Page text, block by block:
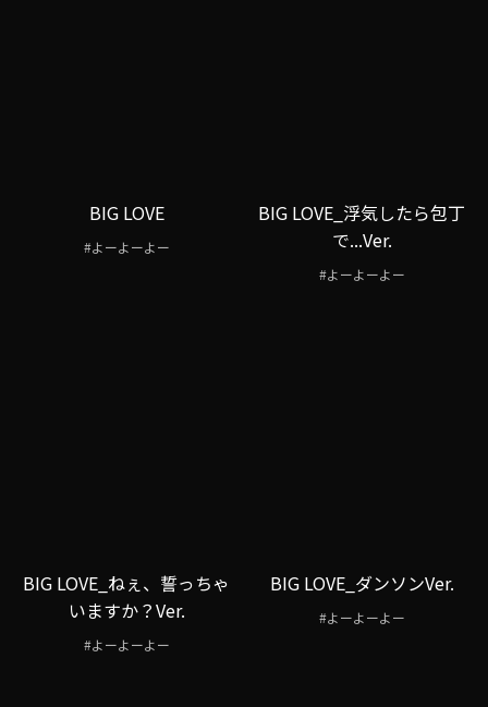
BIG LOVE
#よーよーよー
BIG LOVE_浮気したら包丁
で...Ver.
#よーよーよー
BIG LOVE_ねぇ、誓っちゃ
いますか？Ver.
#よーよーよー
BIG LOVE_ダンソンVer.
#よーよーよー